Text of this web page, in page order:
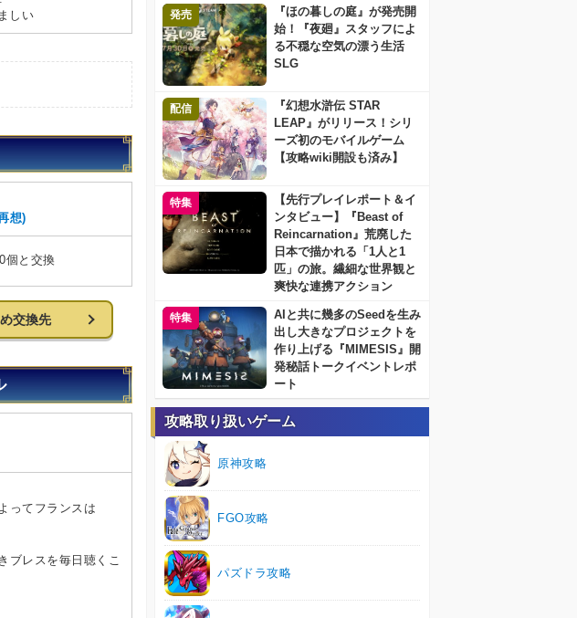
しい
想)
個と交換
交換先
ってフランスは
ブレスを毎日聴くこ
発売
『ほの暮しの庭』が発売開
始！『夜廻』スタッフによ
る不穏な空気の漂う生活
SLG
配信
『幻想水滸伝 STAR
LEAP』がリリース！シリ
ーズ初のモバイルゲーム
【攻略wiki開設も済み】
特集
【先行プレイレポート＆イ
ンタビュー】『Beast of
Reincarnation』荒廃した
日本で描かれる「1人と1
匹」の旅。繊細な世界観と
爽快な連携アクション
特集
AIと共に幾多のSeedを生み
出し大きなプロジェクトを
作り上げる『MIMESIS』開
発秘話トークイベントレポ
ート
攻略取り扱いゲーム
原神攻略
FGO攻略
パズドラ攻略